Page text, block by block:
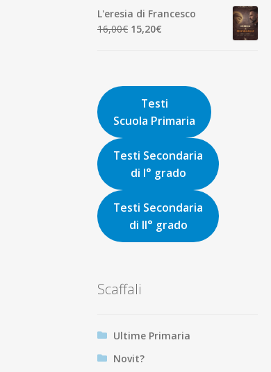
originale
era:
9,00€.
attuale
è:
L'eresia di Francesco
16,00€ Il
16,00€.
15,20€
15,20€.
Testi
Scuola Primaria
Testi Secondaria
di I° grado
Testi Secondaria
di II° grado
Scaffali
Ultime Primaria
Novit?